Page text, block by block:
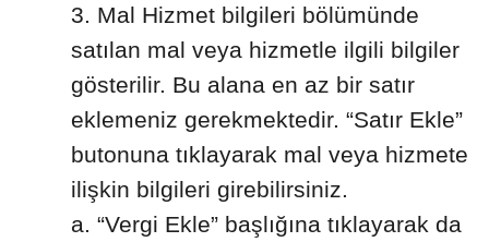
Mal Hizmet bilgileri bölümünde
satılan mal veya hizmetle ilgili bilgiler
gösterilir. Bu alana en az bir satır
eklemeniz gerekmektedir. “Satır Ekle”
butonuna tıklayarak mal veya hizmete
ilişkin bilgileri girebilirsiniz.
a. “Vergi Ekle” başlığına tıklayarak da